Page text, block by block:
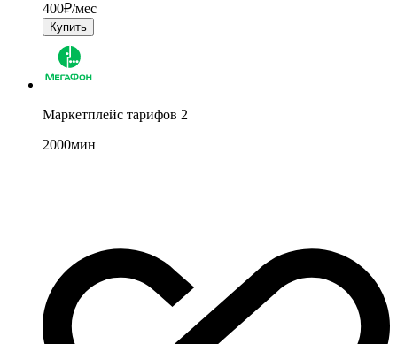
400₽/мес
Купить
Маркетплейс тарифов 2
2000мин